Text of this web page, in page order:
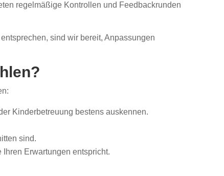
regelmäßige Kontrollen und Feedbackrunden
sind wir bereit, Anpassungen
Kinderbetreuung bestens auskennen.
sind.
Erwartungen entspricht.